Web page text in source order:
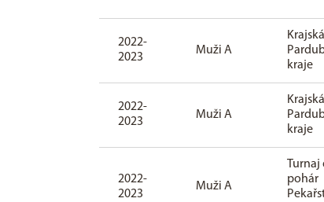
2022-
2023
Muži A
kraje
2022-
2023
Muži A
kraje
2022-
2023
Muži A
Turnaj
pohár